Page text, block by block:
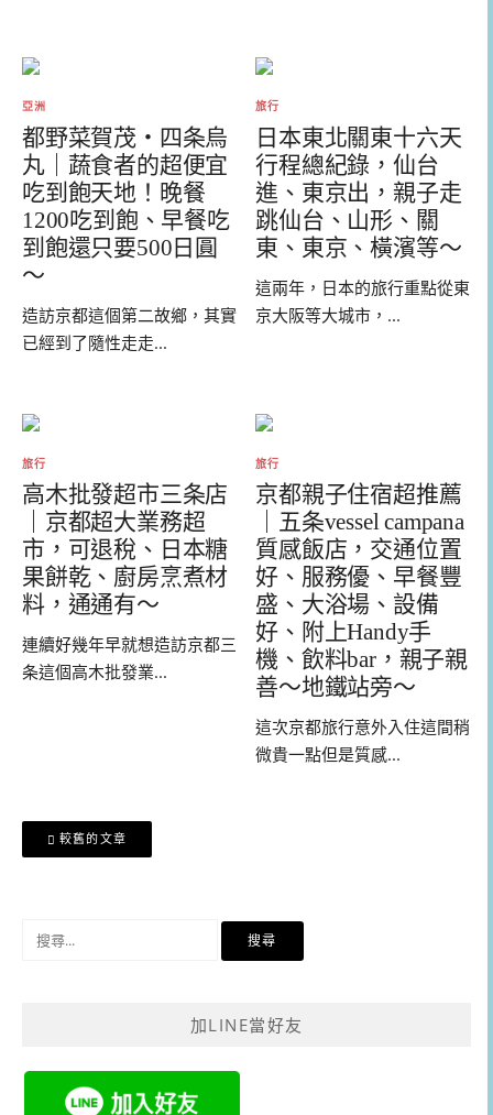
亞洲
都野菜賀茂・四条烏
丸｜蔬食者的超便宜
吃到飽天地！晚餐
1200吃到飽、早餐吃
到飽還只要500日圓
～
造訪京都這個第二故鄉，其實
已經到了隨性走走...
旅行
日本東北關東十六天
行程總紀錄，仙台
進、東京出，親子走
跳仙台、山形、關
東、東京、橫濱等～
這兩年，日本的旅行重點從東
京大阪等大城市，...
旅行
高木批發超市三条店
｜京都超大業務超
市，可退稅、日本糖
果餅乾、廚房烹煮材
料，通通有～
連續好幾年早就想造訪京都三
条這個高木批發業...
旅行
京都親子住宿超推薦
｜五条vessel campana
質感飯店，交通位置
好、服務優、早餐豐
盛、大浴場、設備
好、附上Handy手
機、飲料bar，親子親
善～地鐵站旁～
這次京都旅行意外入住這間稍
微貴一點但是質感...
文
章
覽
較舊的文章
加LINE當好友